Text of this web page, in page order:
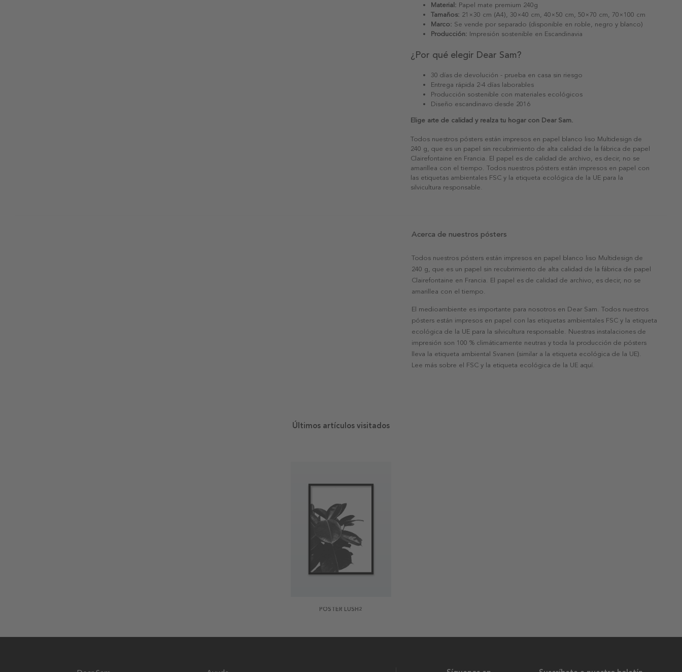
Material: Papel mate premium 240g
Tamaños: 21×30 cm (A4), 30×40 cm, 40×50 cm, 50×70 cm, 70×100 cm
Marco: Se vende por separado (disponible en roble, negro y blanco)
Producción: Impresión sostenible en Escandinavia
¿Por qué elegir Dear Sam?
30 días de devolución - prueba en casa sin riesgo
Entrega rápida 2-4 días laborables
Producción sostenible con materiales ecológicos
Diseño escandinavo desde 2016
Elige arte de calidad y realza tu hogar con Dear Sam.
Todos nuestros pósters están impresos en papel blanco liso Multidesign de
240 g, que es un papel sin recubrimiento de alta calidad de la fábrica de papel
Clairefontaine en Francia. El papel es de calidad de archivo, es decir, no se
amarillea con el tiempo. Todos nuestros pósters están impresos en papel con
las etiquetas ambientales FSC y la etiqueta ecológica de la UE para la
silvicultura responsable.
Acerca de nuestros pósters
Todos nuestros pósters están impresos en papel blanco liso Multidesign de
240 g, que es un papel sin recubrimiento de alta calidad de la fábrica de papel
Clairefontaine en Francia. El papel es de calidad de archivo, es decir, no se
amarillea con el tiempo.
El medioambiente es importante para nosotros en Dear Sam. Todos nuestros
pósters están impresos en papel con las etiquetas ambientales FSC y la etiqueta
ecológica de la UE para la silvicultura responsable. Nuestras instalaciones de
impresión son 100 % climáticamente neutras y toda la producción de pósters
lleva la etiqueta ambiental Svanen (similar a la etiqueta ecológica de la UE).
Lee más sobre el FSC y la etiqueta ecológica de la UE aquí.
Últimos artículos visitados
POSTER LUSH2